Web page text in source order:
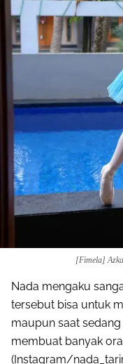
[Fimela]
Nada mengaku
tersebut bisa untuk
maupun saat
membuat banyak
(Instagram/